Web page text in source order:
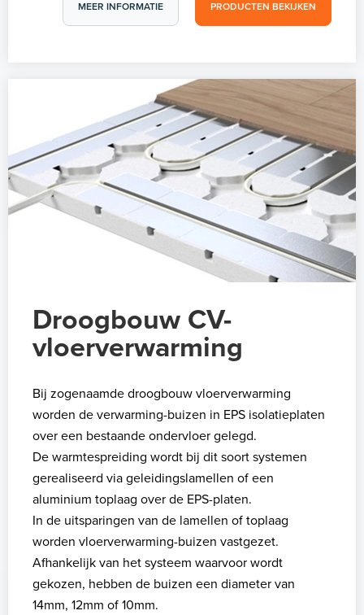
MEER INFORMATIE PRODUCTEN BEKIJKEN
Droogbouw CV-
vloerverwarming
Bij zogenaamde droogbouw vloerverwarming
worden de verwarming-buizen in EPS isolatieplaten
over een bestaande ondervloer gelegd.
De warmtespreiding wordt bij dit soort systemen
gerealiseerd via geleidingslamellen of een
aluminium toplaag over de EPS-platen.
In de uitsparingen van de lamellen of toplaag
worden vloerverwarming-buizen vastgezet.
Afhankelijk van het systeem waarvoor wordt
gekozen, hebben de buizen een diameter van
14mm, 12mm of 10mm.